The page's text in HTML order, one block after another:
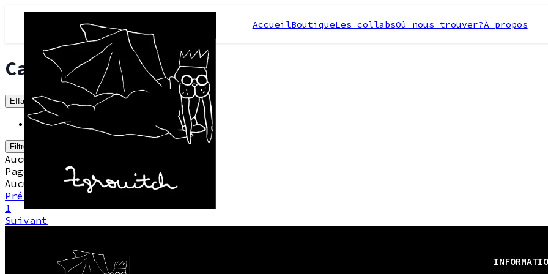
AccueilBoutiqueLes collabsOù nous trouver?À propos
Catégories
Effacer le filtre
Boutique
Filtrer
Aucun résultat
Page 1 sur 0
Aucun produit
Précédent
1
Suivant